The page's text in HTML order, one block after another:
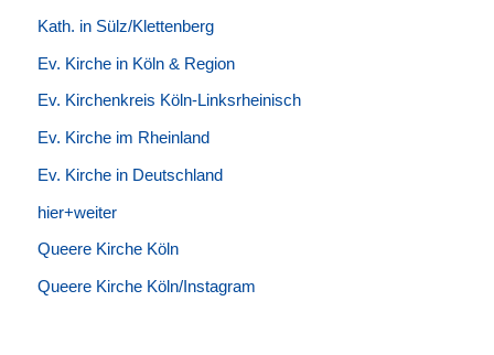
Kath. in Sülz/Klettenberg
Ev. Kirche in Köln & Region
Ev. Kirchenkreis Köln-Linksrheinisch
Ev. Kirche im Rheinland
Ev. Kirche in Deutschland
hier+weiter
Queere Kirche Köln
Queere Kirche Köln/Instagram